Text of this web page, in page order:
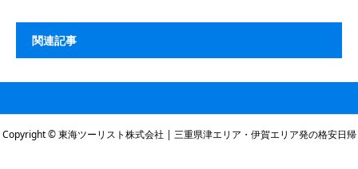
関連記事
Copyright © 東海ツーリスト株式会社 | 三重県津エリア・伊賀エリア発の格安日帰